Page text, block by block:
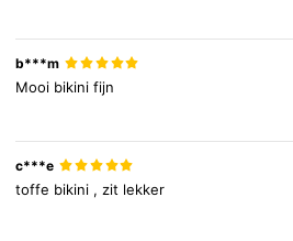
4.83
4.83
b***m
Mooi bikinifijn
c***e
toffe bikini , zit lekker